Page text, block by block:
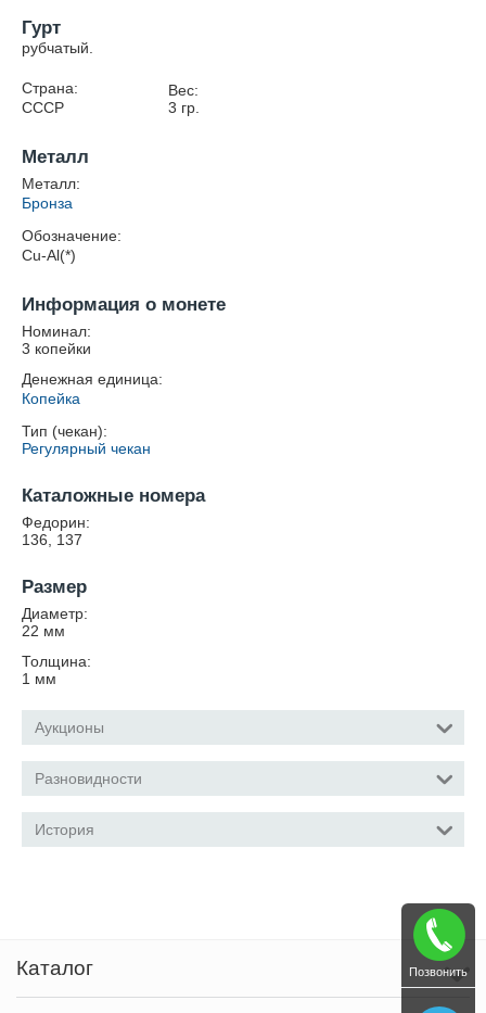
Гурт
рубчатый.
Страна:
СССР
Вес:
3 гр.
Металл
Металл:
Бронза
Обозначение:
Cu-Al(*)
Информация о монете
Номинал:
3 копейки
Денежная единица:
Копейка
Тип (чекан):
Регулярный чекан
Каталожные номера
Федорин:
136, 137
Размер
Диаметр:
22 мм
Толщина:
1 мм
Аукционы
Разновидности
История
Каталог Позвонить